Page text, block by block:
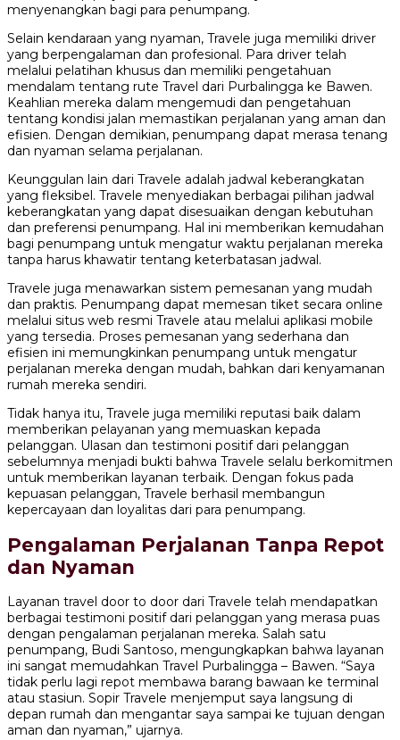
menyenangkan bagi para penumpang.
Selain kendaraan yang nyaman, Travele juga memiliki driver
yang berpengalaman dan profesional. Para driver telah
melalui pelatihan khusus dan memiliki pengetahuan
mendalam tentang rute Travel dari Purbalingga ke Bawen.
Keahlian mereka dalam mengemudi dan pengetahuan
tentang kondisi jalan memastikan perjalanan yang aman dan
efisien. Dengan demikian, penumpang dapat merasa tenang
dan nyaman selama perjalanan.
Keunggulan lain dari Travele adalah jadwal keberangkatan
yang fleksibel. Travele menyediakan berbagai pilihan jadwal
keberangkatan yang dapat disesuaikan dengan kebutuhan
dan preferensi penumpang. Hal ini memberikan kemudahan
bagi penumpang untuk mengatur waktu perjalanan mereka
tanpa harus khawatir tentang keterbatasan jadwal.
Travele juga menawarkan sistem pemesanan yang mudah
dan praktis. Penumpang dapat memesan tiket secara online
melalui situs web resmi Travele atau melalui aplikasi mobile
yang tersedia. Proses pemesanan yang sederhana dan
efisien ini memungkinkan penumpang untuk mengatur
perjalanan mereka dengan mudah, bahkan dari kenyamanan
rumah mereka sendiri.
Tidak hanya itu, Travele juga memiliki reputasi baik dalam
memberikan pelayanan yang memuaskan kepada
pelanggan. Ulasan dan testimoni positif dari pelanggan
sebelumnya menjadi bukti bahwa Travele selalu berkomitmen
untuk memberikan layanan terbaik. Dengan fokus pada
kepuasan pelanggan, Travele berhasil membangun
kepercayaan dan loyalitas dari para penumpang.
Pengalaman Perjalanan Tanpa Repot
dan Nyaman
Layanan travel door to door dari Travele telah mendapatkan
berbagai testimoni positif dari pelanggan yang merasa puas
dengan pengalaman perjalanan mereka. Salah satu
penumpang, Budi Santoso, mengungkapkan bahwa layanan
ini sangat memudahkan Travel Purbalingga – Bawen. “Saya
tidak perlu lagi repot membawa barang bawaan ke terminal
atau stasiun. Sopir Travele menjemput saya langsung di
depan rumah dan mengantar saya sampai ke tujuan dengan
aman dan nyaman,” ujarnya.